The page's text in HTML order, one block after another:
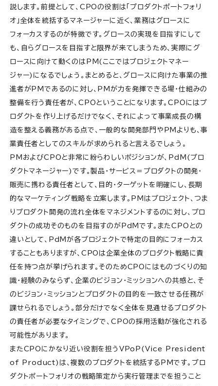
説します。前提として、CPOの役割は「プロダクトポートフォリ
オ」全体を統括するマネージャーに近く、業務はグロースに
フォーカスするのが特徴です。グロースの実現を目指すにして
も、自らグロースを目指すと限界が来てしまうため、実際にグ
ロースに向けて動くのはPM(ここではプロジェクトマネー
ジャー)になるでしょう。まとめると、グロースに向けた事業の推
進者がPMであるのに対し、PMが力を発揮できる場・仕組みの
整備を行う責任者が、CPOということになります。CPOにはプ
ロダクトを作り上げるだけでなく、それによって事業成長の構
造を整える義務がある点で、一般的な開発部門やPMよりも、事
業責任者としてのスキルが求められると言えるでしょう。
PMおよびCPOと非常に紛らわしいポジションが、PdM(プロ
ダクトマネージャー)です。製品・サービス＝プロダクトの開発・
販売に携わる責任者として、目的・ターゲットを明確にし、長期
的なマーケティング戦略を立案します。PMはプロジェクト、つま
りプロダクト開発の流れ全体をマネジメントするのに対し、プロ
ダクトの成功そのものを目指すのがPdMです。またCPOとの
違いとして、PdMが各プロジェクトで特定の目的にフォーカス
することもありますが、CPOは企業全体のプロダクト戦略に責
任を持つ点が挙げられます。そのためCPOにはものづくりの知
識・経験のみならず、企業のビジョン・ミッションへの共感と、そ
のビジョン・ミッションとプロダクトの目的を一致させる任務が
課せられるでしょう。部分だけでなく全体を見通せるプロダクト
の責任者が必要なタイミングで、CPOの採用活動が強化される
可能性があります。
またCPOにかなり近い役割を担うVPoP(Vice President
of Product)は、複数のプロダクトを統括するPMです。プロ
ダクトポートフォリオの戦略策定から実行管理までを担うこと